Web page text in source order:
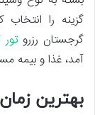
گزینه را
گرجستان رزرو
آمد، غذا و بیمه
بهترین